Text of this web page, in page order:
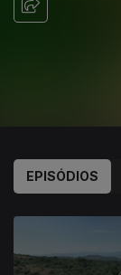
EPISÓDIOS